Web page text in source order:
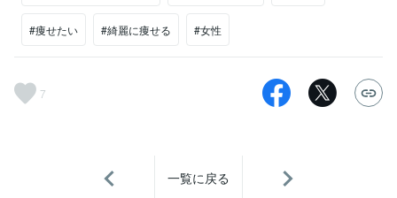
#痩せたい #綺麗に痩せる #女性
7
一覧に戻る